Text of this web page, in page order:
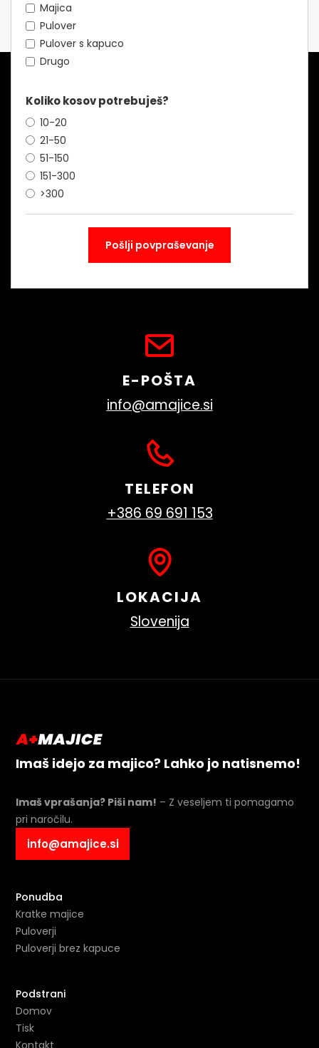
Majica
Pulover
Pulover s kapuco
Drugo
Koliko kosov potrebuješ?
10-20
21-50
51-150
151-300
>300
E-POŠTA
info@amajice.si
TELEFON
+386 69 691 153
LOKACIJA
Slovenija
Imaš idejo za majico? Lahko jo natisnemo!
Imaš vprašanja? Piši nam! – Z veseljem ti pomagamo
pri naročilu.
info@amajice.si
Ponudba
Kratke majice
Puloverji
Puloverji brez kapuce
Podstrani
Domov
Tisk